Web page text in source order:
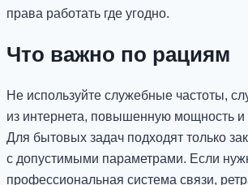
права работать где угодно.
Что важно по рациям
Не используйте служебные частоты,
из интернета, повышенную мощность и
Для бытовых задач подходят только
с допустимыми параметрами. Если
профессиональная система связи,